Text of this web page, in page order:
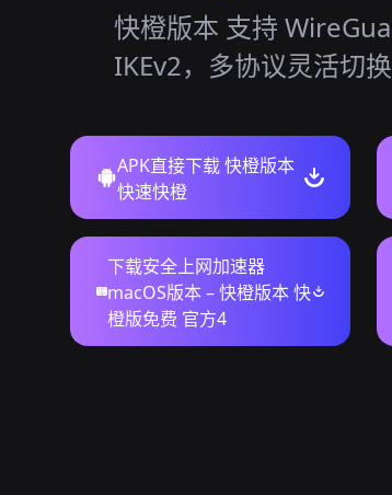
快橙版本 支持
IKEv2，多协议灵活切换
APK直接下载 快橙版本
快速快橙
下载安全上网加速器
macOS版本 – 快橙版本 快
橙版免费 官方4